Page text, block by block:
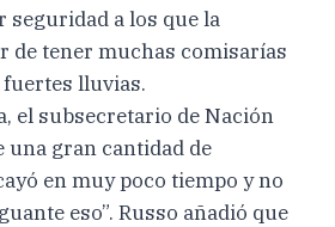
a los que la
de tener muchas comisarías
fuertes lluvias.
el subsecretario de Nación
una gran cantidad de
en muy poco tiempo y no
eso”. Russo añadió que